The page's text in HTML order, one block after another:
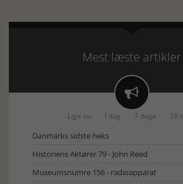
Mest læste artikler

Lige nu I dag 7 dage 28
Danmarks sidste heks
Historiens Aktører 79 - John Reed
Museumsnumre 156 - radioapparat